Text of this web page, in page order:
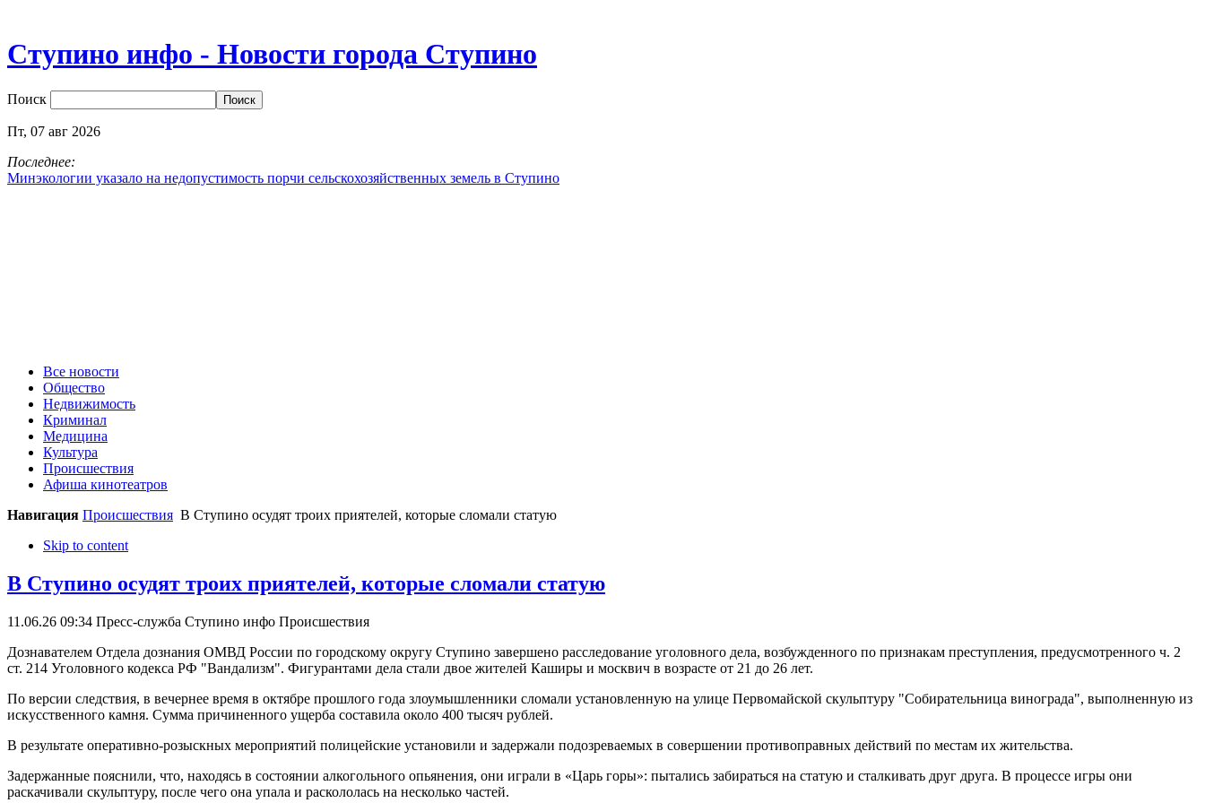
Ступино инфо - Новости города Ступино
Поиск
Пт, 07 авг 2026
Последнее:
Минэкологии указало на недопустимость порчи сельскохозяйственных земель в Ступино
Все новости
Общество
Недвижимость
Криминал
Медицина
Культура
Происшествия
Афиша кинотеатров
Навигация Происшествия В Ступино осудят троих приятелей, которые сломали статую
Skip to content
В Ступино осудят троих приятелей, которые сломали статую
11.06.26 09:34 Пресс-служба Ступино инфо Происшествия
Дознавателем Отдела дознания ОМВД России по городскому округу Ступино завершено расследование уголовного дела, возбужденного по признакам преступления, предусмотренного ч. 2
ст. 214 Уголовного кодекса РФ "Вандализм". Фигурантами дела стали двое жителей Каширы и москвич в возрасте от 21 до 26 лет.
По версии следствия, в вечернее время в октябре прошлого года злоумышленники сломали установленную на улице Первомайской скульптуру "Собирательница винограда", выполненную из
искусственного камня. Сумма причиненного ущерба составила около 400 тысяч рублей.
В результате оперативно-розыскных мероприятий полицейские установили и задержали подозреваемых в совершении противоправных действий по местам их жительства.
Задержанные пояснили, что, находясь в состоянии алкогольного опьянения, они играли в «Царь горы»: пытались забираться на статую и сталкивать друг друга. В процессе игры они
раскачивали скульптуру, после чего она упала и раскололась на несколько частей.